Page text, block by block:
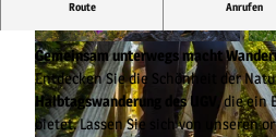
© (c) Klaus-Peter Kappest, Germany |
CC-BY-SA
©
Route Anrufen
Eine Wanderung des Upländer
Gemeinsam unterwegs macht
Entdecken Sie die Schönheit der
Halbtagswanderung des UGV
, die ein
bietet. Lassen Sie sich von unseren